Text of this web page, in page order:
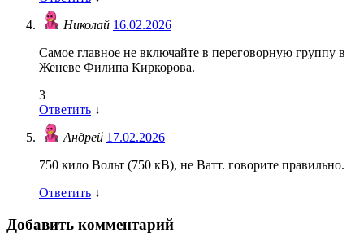
Николай 16.02.2026
Самое главное не включайте в переговорную группу в
Женеве Филипа Киркорова.
3
Ответить ↓
Андрей 17.02.2026
750 кило Вольт (750 кВ), не Ватт. говорите правильно.
Ответить ↓
Добавить комментарий